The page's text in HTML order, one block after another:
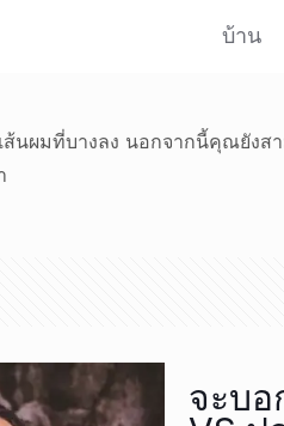
บ้าน
นผมที่บางลง นอกจากนี้คุณยัง
จะบอ